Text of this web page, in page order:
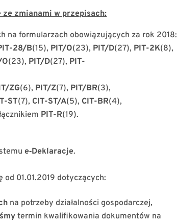
ze zmianami w przepisach:
na formularzach obowiązujących za rok 2018:
28/B(15), PIT/O(23), PIT/D(27), PIT-2K(8),
(23), PIT/D(27), PIT-
ZG(6), PIT/Z(7), PIT/BR(3),
ST(7), CIT-ST/A(5), CIT-BR(4),
PIT-R(19).
e‑Deklaracje.
01.01.2019 dotyczących:
na potrzeby działalności gospodarczej,
termin kwalifikowania dokumentów na